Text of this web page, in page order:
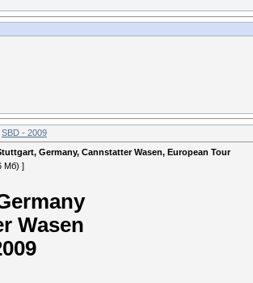
SBD - 2009
Germany, Cannstatter Wasen, European Tour
Мб) ]
Wasen